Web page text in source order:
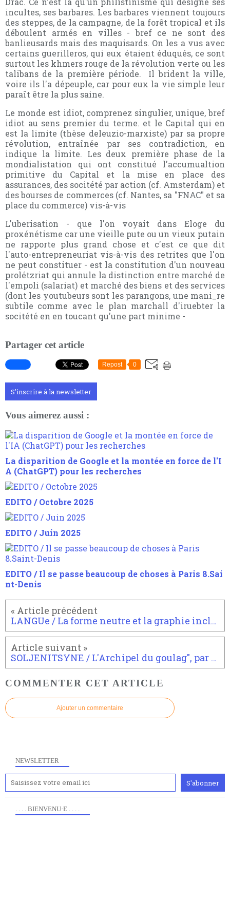
incultes, ses barbares. Les barbares viennent toujours
des steppes, de la campagne, de la forêt tropical et ils
déboulent armés en villes - bref ce ne sont des
banlieusards mais des maquisards. On les a vus avec
certains guerilleros, qui eux étaient éduqués, ce sont
surtout les khmers rouge de la révolution verte ou les
talibans de la première période. Il brident la ville,
voire ils l'a dépeuple, car pour eux la vie simple leur
paraît être la plus saine.
Le monde est idiot, comprenez singulier, unique, bref
idiot au sens premier du terme. et le Capital qui en
est la limite (thèse deleuzio-marxiste) par sa propre
révolution, entraînée par ses contradiction, en
indique la limite. Les deux première phase de la
mondialistation qui ont constitué l'accumualtion
primitive du Capital et la mise en place des
assurances, des socitété par action (cf. Amsterdam) et
des bourses de commerces (cf. Nantes, sa "FNAC" et sa
place du commerce) vis-à-vis
L'uberisation - que l'on voyait dans Eloge du
proxénétisme car une vieille pute ou un vieux putain
ne rapporte plus grand chose et c'est ce que dit
l'auto-entrepreneuriat vis-à-vis des retrites que l'on
ne peut constituer - est la constitution d'un nouveau
prolétzriat qui annule la distinction entre marché de
l'empoli (salariat) et marché des biens et des services
(dont les youtubeurs sont les parangons, une mani_re
subtile comme avec le plan marchall d'iruebter la
socitété en en toucant qu'une part minime -
Partager cet article
Repost 0
S'inscrire à la newsletter
Vous aimerez aussi :
La disparition de Google et la montée en force de l'I
A (ChatGPT) pour les recherches
EDITO / Octobre 2025
EDITO / Juin 2025
EDITO / Il se passe beaucoup de choses à Paris 8.Sai
nt-Denis
LANGUe / La forme neutre et la graphie inclusive
SOLJENITSYNE / L'Archipel du goulag", par Yves Mamou
COMMENTER CET ARTICLE
Ajouter un commentaire
NEWSLETTER
. . . . BIENVENU·E . . . .